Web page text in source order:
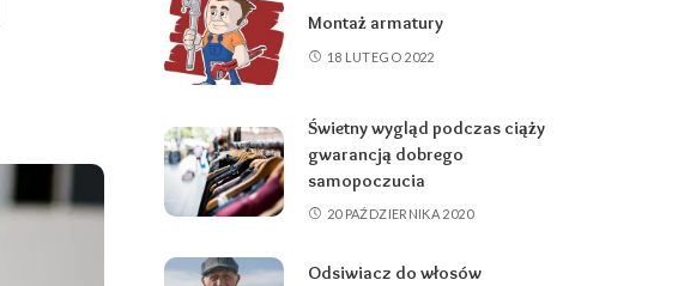
Montaż armatury
18 LUTEGO 2022
Świetny wygląd podczas ciąży
gwarancją dobrego
samopoczucia
20 PAŹDZIERNIKA 2020
Odsiwiacz do włosów